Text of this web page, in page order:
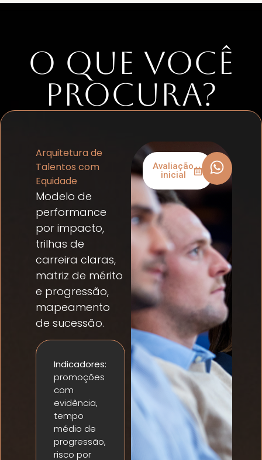
O QUE VOCÊ
PROCURA?
Avaliação
inicial
Arquitetura de
Talentos com
Equidade
Modelo de
performance
por impacto,
trilhas de
carreira claras,
matriz de mérito
e progressão,
mapeamento
de sucessão.
Indicadores:
promoções
com
evidência,
tempo
médio de
progressão,
risco por